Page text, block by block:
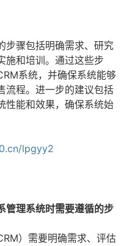
步骤包括明确需求、研究
施和培训。通过这些步
系统，并确保系统能够
流程。进一步的建议包括
性能和效果，确保系统始
lpgyy2
管理系统时需要遵循的步
）需要明确需求、评估